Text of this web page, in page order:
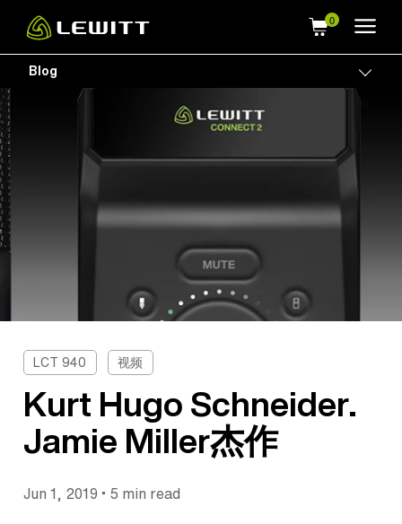
main
content
Blog
LCT 940 视频
Kurt Hugo Schneider.
Jamie Miller杰作
Jun 1, 2019 • 5 min read